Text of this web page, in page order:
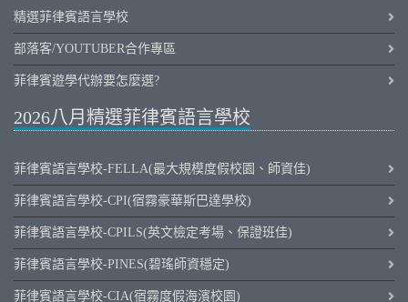
精選菲律賓語言學校
部落客/YOUTUBER合作專區
菲律賓遊學代辦要怎麼選?
2026八月精選菲律賓語言學校
菲律賓語言學校-FELLA(最大規模度假校園、師資佳)
菲律賓語言學校-CPI(宿霧豪華斯巴達學校)
菲律賓語言學校-CPILS(英文檢定考場、保證班佳)
菲律賓語言學校-PINES(碧瑤師資穩定)
菲律賓語言學校-CIA(宿霧度假海濱校園)